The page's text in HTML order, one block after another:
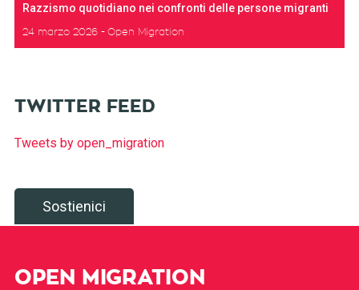
Razzismo quotidiano nei confronti delle persone migranti
24 marzo 2026 Open Migration
TWITTER FEED
Tweets by open_migration
Sostienici
OPEN MIGRATION